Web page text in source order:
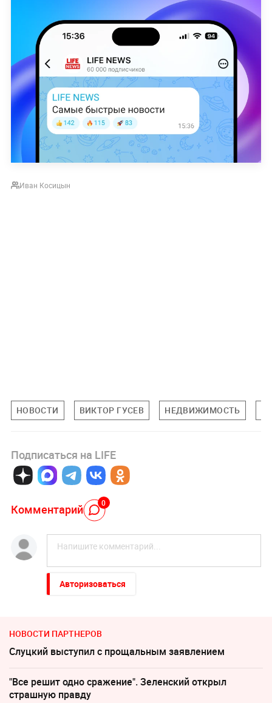
Иван Косицын
НОВОСТИ ВИКТОР ГУСЕВ НЕДВИЖИМОСТЬ
Подписаться на LIFE
Комментарий 0
Авторизоваться
НОВОСТИ ПАРТНЕРОВ
Слуцкий выступил с прощальным заявлением
"Все решит одно сражение". Зеленский открыл
страшную правду